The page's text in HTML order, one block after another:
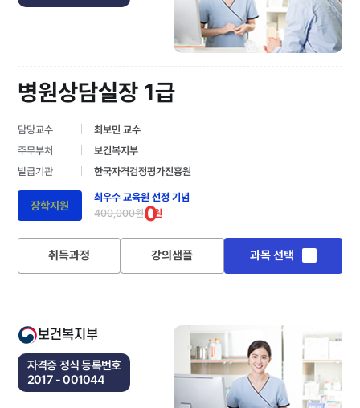
병원상담실장 1급
담당교수
최보민 교수
주무부처
보건복지부
발급기관
한국자격검정평가진흥원
장학지원
최우수 교육원 선정 기념
400,000원0원
취득과정 강의샘플 과목 선택
보건복지부
자격증 정식 등록번호
2017 - 001044